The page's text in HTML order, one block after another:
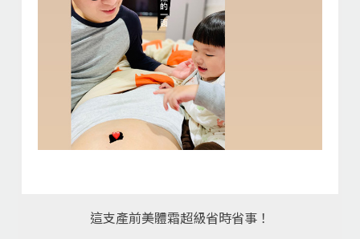
這支產前美體霜超級省時省事！